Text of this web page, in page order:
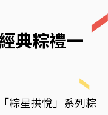
典粽禮一
粽星拱悅」系列粽